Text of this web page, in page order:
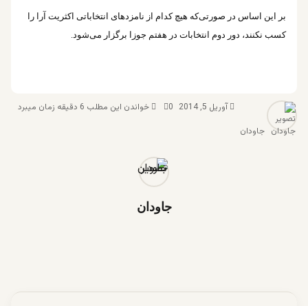
بر این اساس در صورتی‌که هیچ کدام از نامزدهای انتخاباتی اکثریت آرا را
کسب نکنند، دور دوم انتخابات در هفتم جوزا برگزار می‌شود.
جاودان
آوریل 5, 2014 0 خواندن این مطلب 6 دقیقه زمان میبرد
جاودان